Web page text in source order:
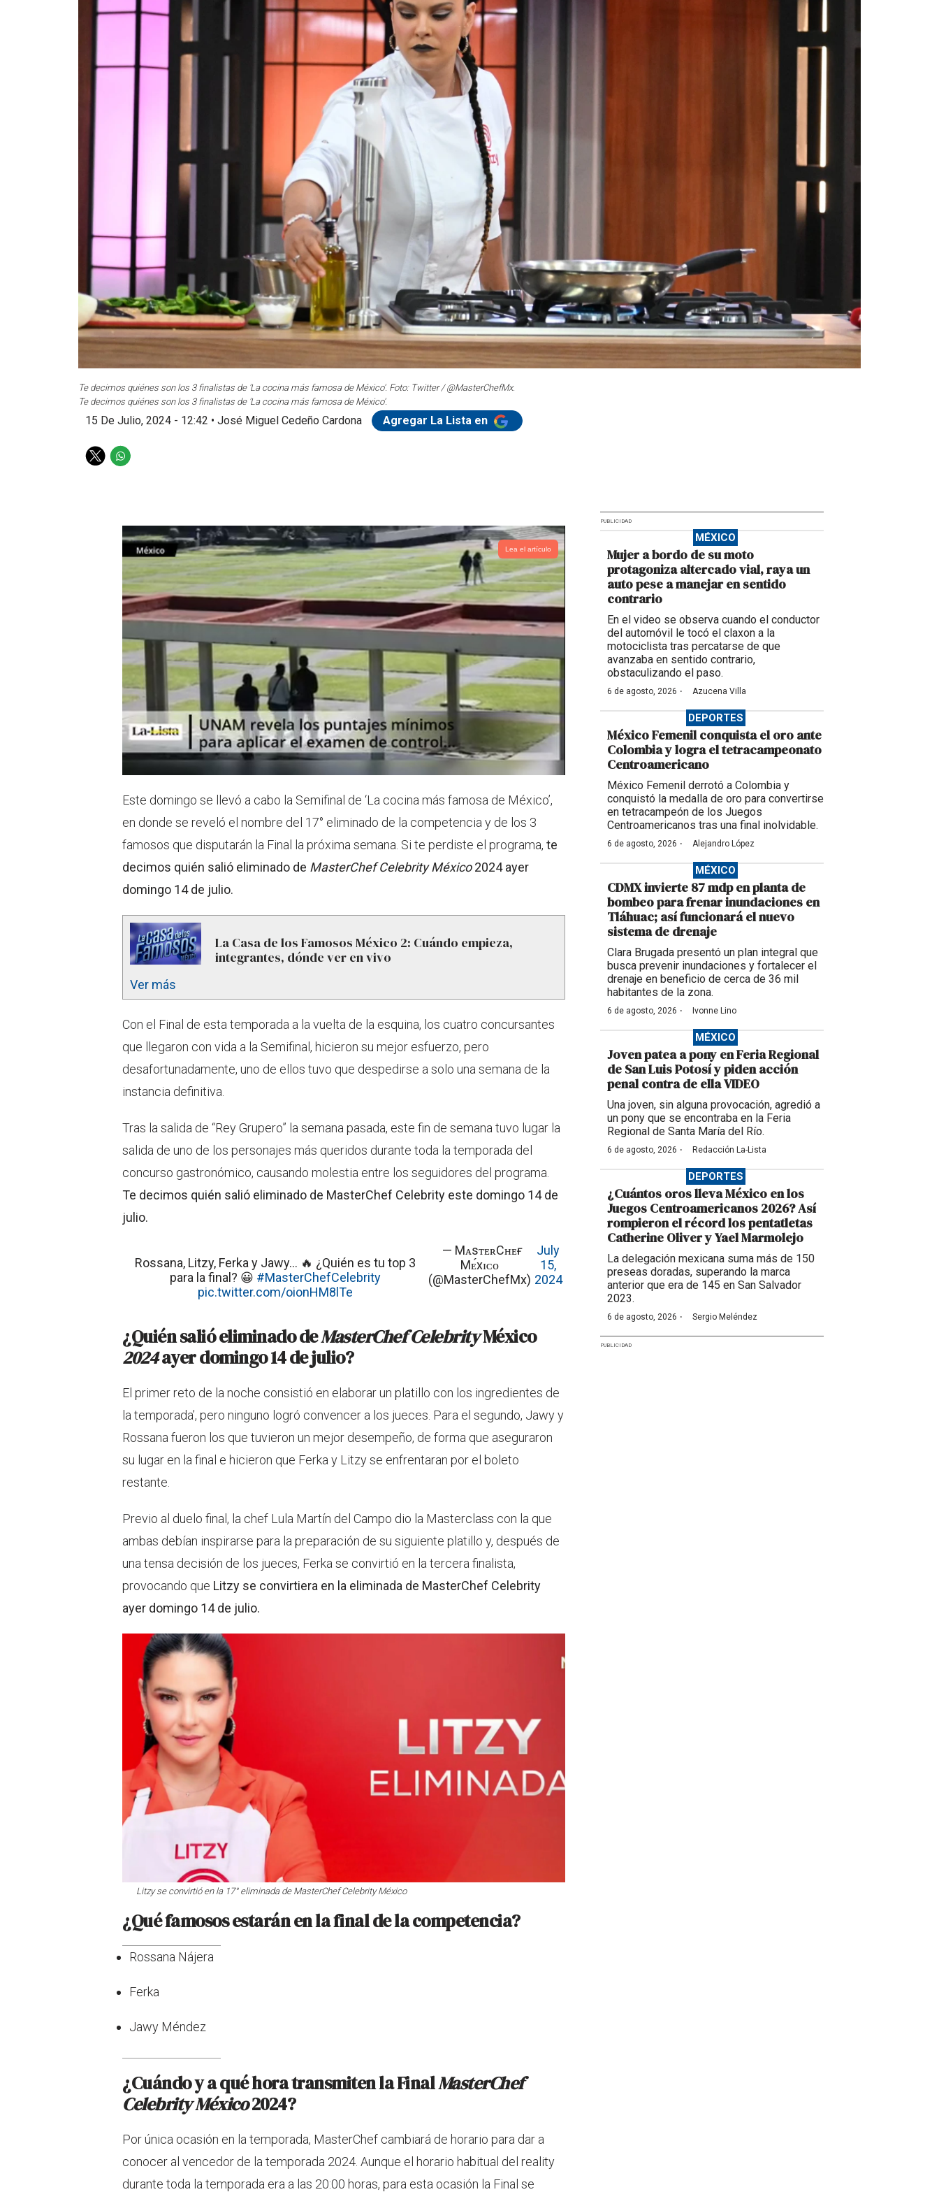
Te decimos quiénes son los 3 finalistas de 'La cocina más famosa de México'. Foto: Twitter / @MasterChefMx.
Te decimos quiénes son los 3 finalistas de 'La cocina más famosa de México'.
15 De Julio, 2024 - 12:42 • José Miguel Cedeño Cardona Agregar La Lista en
T
W
a
Lea el artículo
Este domingo se llevó a cabo la Semifinal de ‘La cocina más famosa de México’,
en donde se reveló el nombre del 17° eliminado de la competencia y de los 3
famosos que disputarán la Final la próxima semana. Si te perdiste el programa, te
decimos quién salió eliminado de MasterChef Celebrity México2024 ayer
domingo 14 de julio.
La Casa de los Famosos México 2: Cuándo empieza,
integrantes, dónde ver en vivo
Ver más
Con el Final de esta temporada a la vuelta de la esquina, los cuatro concursantes
que llegaron con vida a la Semifinal, hicieron su mejor esfuerzo, pero
desafortunadamente, uno de ellos tuvo que despedirse a solo una semana de la
instancia definitiva.
Tras la salida de “Rey Grupero” la semana pasada, este fin de semana tuvo lugar la
salida de uno de los personajes más queridos durante toda la temporada del
concurso gastronómico, causando molestia entre los seguidores del programa.
Te decimos quién salió eliminado de MasterChef Celebrity este domingo 14 de
julio.
Rossana, Litzy, Ferka y Jawy… 🔥 ¿Quién es tu top 3
para la final? 😀 #MasterChefCelebrity
pic.twitter.com/oionHM8lTe
— MᴀsᴛᴇʀCʜᴇғ
Mᴇ́xɪᴄᴏ
(@MasterChefMx)
July
15,
2024
¿Quién salió eliminado deMasterChef CelebrityMéxico
2024ayer domingo 14 de julio?
El primer reto de la noche consistió en elaborar un platillo con los ingredientes de
la temporada’, pero ninguno logró convencer a los jueces. Para el segundo, Jawy y
Rossana fueron los que tuvieron un mejor desempeño, de forma que aseguraron
su lugar en la final e hicieron que Ferka y Litzy se enfrentaran por el boleto
restante.
Previo al duelo final, la chef Lula Martín del Campo dio la Masterclass con la que
ambas debían inspirarse para la preparación de su siguiente platillo y, después de
una tensa decisión de los jueces, Ferka se convirtió en la tercera finalista,
provocando que Litzy se convirtiera en la eliminada de MasterChef Celebrity
ayer domingo 14 de julio.
Litzy se convirtió en la 17° eliminada de MasterChef Celebrity México
¿Qué famosos estarán en la final de la competencia?
Rossana Nájera
Ferka
Jawy Méndez
¿Cuándo y a qué hora transmiten la FinalMasterChef
Celebrity México2024?
Por única ocasión en la temporada, MasterChef cambiará de horario para dar a
conocer al vencedor de la temporada 2024. Aunque el horario habitual del reality
durante toda la temporada era a las 20:00 horas, para esta ocasión la Final se
PUBLICIDAD
MÉXICO
Mujer a bordo de su moto
protagoniza altercado vial, raya un
auto pese a manejar en sentido
contrario
En el video se observa cuando el conductor
del automóvil le tocó el claxon a la
motociclista tras percatarse de que
avanzaba en sentido contrario,
obstaculizando el paso.
6 de agosto, 2026 · Azucena Villa
DEPORTES
México Femenil conquista el oro ante
Colombia y logra el tetracampeonato
Centroamericano
México Femenil derrotó a Colombia y
conquistó la medalla de oro para convertirse
en tetracampeón de los Juegos
Centroamericanos tras una final inolvidable.
6 de agosto, 2026 · Alejandro López
MÉXICO
CDMX invierte 87 mdp en planta de
bombeo para frenar inundaciones en
Tláhuac; así funcionará el nuevo
sistema de drenaje
Clara Brugada presentó un plan integral que
busca prevenir inundaciones y fortalecer el
drenaje en beneficio de cerca de 36 mil
habitantes de la zona.
6 de agosto, 2026 · Ivonne Lino
MÉXICO
Joven patea a pony en Feria Regional
de San Luis Potosí y piden acción
penal contra de ella VIDEO
Una joven, sin alguna provocación, agredió a
un pony que se encontraba en la Feria
Regional de Santa María del Río.
6 de agosto, 2026 · Redacción La-Lista
DEPORTES
¿Cuántos oros lleva México en los
Juegos Centroamericanos 2026? Así
rompieron el récord los pentatletas
Catherine Oliver y Yael Marmolejo
La delegación mexicana suma más de 150
preseas doradas, superando la marca
anterior que era de 145 en San Salvador
2023.
6 de agosto, 2026 · Sergio Meléndez
PUBLICIDAD